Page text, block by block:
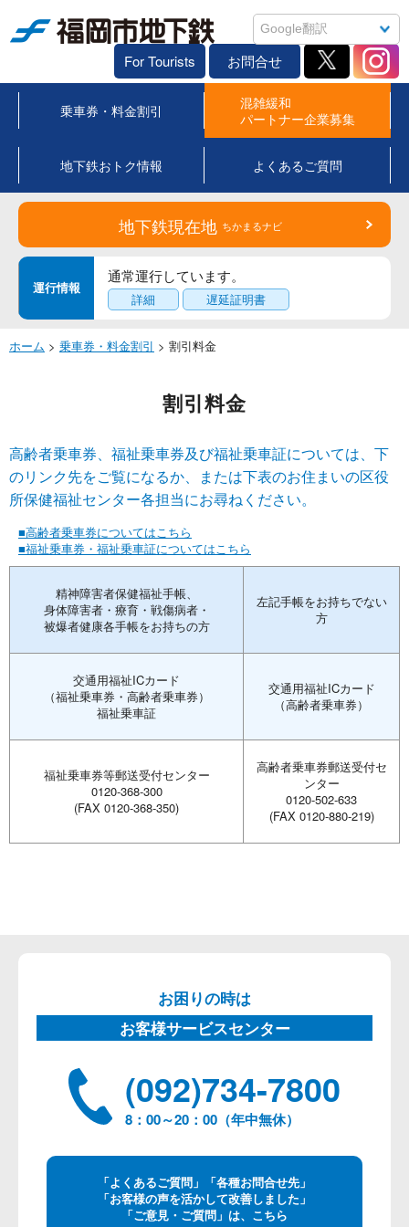
For Tourists お問合せ
乗車券・料金割引
混雑緩和
パートナー企業募集
地下鉄おトク情報 よくあるご質問
地下鉄現在地 ちかまるナビ
運行情報
通常運行しています。
詳細 遅延証明書
ホーム > 乗車券・料金割引 > 割引料金
割引料金
高齢者乗車券、福祉乗車券及び福祉乗車証については、下
のリンク先をご覧になるか、または下表のお住まいの区役
所保健福祉センター各担当にお尋ねください。
■高齢者乗車券についてはこちら
■福祉乗車券・福祉乗車証についてはこちら
精神障害者保健福祉手帳、
身体障害者・療育・戦傷病者・
被爆者健康各手帳をお持ちの方
左記手帳をお持ちでない
方
交通用福祉ICカード
（福祉乗車券・高齢者乗車券）
福祉乗車証
交通用福祉ICカード
（高齢者乗車券）
福祉乗車券等郵送受付センター
0120-368-300
(FAX 0120-368-350)
高齢者乗車券郵送受付セ
ンター
0120-502-633
(FAX 0120-880-219)
お困りの時は
お客様サービスセンター
(092)734-7800
8：00～20：00（年中無休）
「よくあるご質問」「各種お問合せ先」
「お客様の声を活かして改善しました」
「ご意見・ご質問」は、こちら